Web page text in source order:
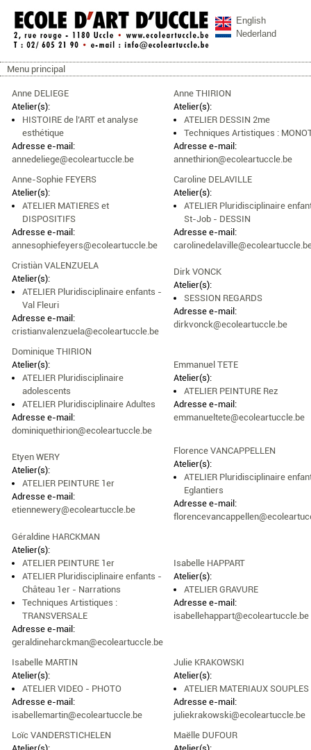
Aller au contenu principal
ecoleartuccle.be
English
Nederland
Menu principal
Menu principal
Anne DELIEGE
Atelier(s):
HISTOIRE de l’ART et analyse
esthétique
Adresse e-mail:
annedeliege@ecoleartuccle.be
Anne THIRION
Atelier(s):
ATELIER DESSIN 2me
Techniques Artistiques :
Adresse e-mail:
annethirion@ecoleartuccle.be
Anne-Sophie FEYERS
Atelier(s):
ATELIER MATIERES et
DISPOSITIFS
Adresse e-mail:
annesophiefeyers@ecoleartuccle.be
Caroline DELAVILLE
Atelier(s):
ATELIER Pluridisciplinaire
St-Job - DESSIN
Adresse e-mail:
Cristiàn VALENZUELA
Atelier(s):
ATELIER Pluridisciplinaire enfants -
Val Fleuri
Adresse e-mail:
cristianvalenzuela@ecoleartuccle.be
Dirk VONCK
Atelier(s):
SESSION REGARDS
Adresse e-mail:
dirkvonck@ecoleartuccle.be
Dominique THIRION
Atelier(s):
ATELIER Pluridisciplinaire
adolescents
ATELIER Pluridisciplinaire Adultes
Adresse e-mail:
dominiquethirion@ecoleartuccle.be
Emmanuel TETE
Atelier(s):
ATELIER PEINTURE Rez
Adresse e-mail:
emmanueltete@ecoleartuccle.be
Etyen WERY
Atelier(s):
ATELIER PEINTURE 1er
Adresse e-mail:
etiennewery@ecoleartuccle.be
Florence VANCAPPELLEN
Atelier(s):
ATELIER Pluridisciplinaire
Eglantiers
Adresse e-mail:
Géraldine HARCKMAN
Atelier(s):
ATELIER PEINTURE 1er
ATELIER Pluridisciplinaire enfants -
Château 1er - Narrations
Techniques Artistiques :
TRANSVERSALE
Adresse e-mail:
geraldineharckman@ecoleartuccle.be
Isabelle HAPPART
Atelier(s):
ATELIER GRAVURE
Adresse e-mail:
isabellehappart@ecoleartuccle.be
Isabelle MARTIN
Atelier(s):
ATELIER VIDEO - PHOTO
Adresse e-mail:
isabellemartin@ecoleartuccle.be
Julie KRAKOWSKI
Atelier(s):
ATELIER MATERIAUX SOUPLES
Adresse e-mail:
juliekrakowski@ecoleartuccle.be
Loïc VANDERSTICHELEN
Maëlle DUFOUR